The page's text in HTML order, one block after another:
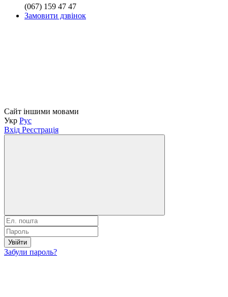
(067) 159 47 47
Замовити дзвінок
Сайт іншими мовами
Укр Рус
Вхід Реєстрація
Увійти
Забули пароль?